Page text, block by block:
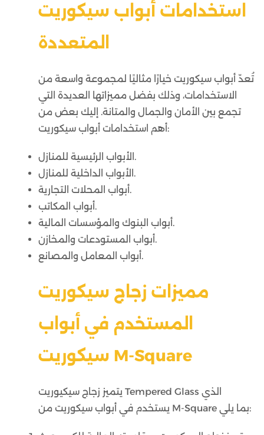
استخدامات أبواب سيكوريت
المتعددة
تُعدّ أبواب سيكوريت خيارًا مثاليًا لمجموعة واسعة من
الاستخدامات، وذلك بفضل مميزاتها العديدة التي
تجمع بين الأمان والجمال والمتانة. إليك بعض من
أهم استخدامات أبواب سيكوريت:
الأبواب الرئيسية للمنازل.
الأبواب الداخلية للمنازل.
أبواب المحلات التجارية.
أبواب المكاتب.
أبواب البنوك والمؤسسات المالية.
أبواب المستودعات والمخازن.
أبواب المعامل والمصانع.
مميزات زجاج سيكوريت
المستخدم في أبواب
سيكوريت M-Square
يتميز زجاج سيكيوريت Tempered Glass الذي
يستخدم في أبواب سيكوريت من M-Square بما يلي: